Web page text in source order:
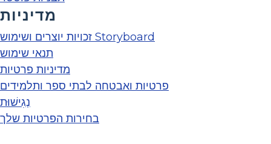
מדיניות
זכויות יוצרים ושימוש Storyboard
תנאי שימוש
מדיניות פרטיות
פרטיות ואבטחה לבתי ספר ותלמידים
נְגִישׁוּת
בחירות הפרטיות שלך